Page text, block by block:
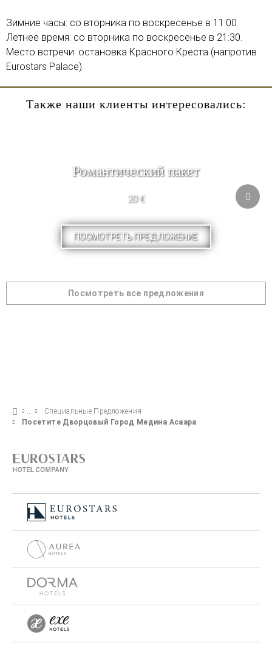
Зимние часы: со вторника по воскресенье в 11:00.
Летнее время: со вторника по воскресенье в 21:30.
Место встречи: остановка Красного Креста (напротив
Eurostars Palace).
Также наши клиенты интересовались:
Романтический пакет
20 €
ПОСМОТРЕТЬ ПРЕДЛОЖЕНИЕ
Посмотреть все предложения
Специальные Предложения
Посетите Дворцовый Город Медина Асаара